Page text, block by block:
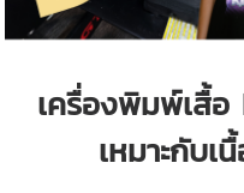
เครื่องพิมพ์เสื้อ
เหมาะกับเ